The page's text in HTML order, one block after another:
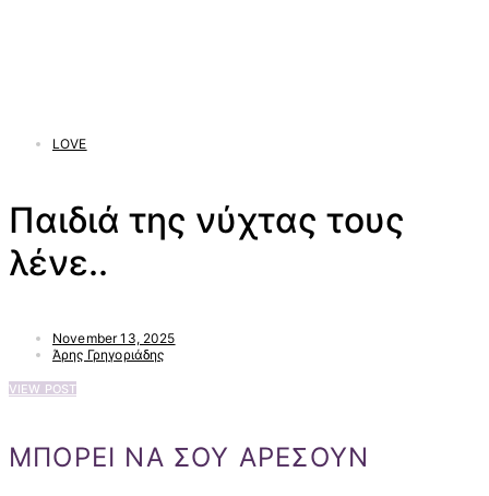
LOVE
Παιδιά της νύχτας τους
λένε..
November 13, 2025
Άρης Γρηγοριάδης
VIEW POST
ΜΠΟΡΕΙ ΝΑ ΣΟΥ ΑΡΕΣΟΥΝ